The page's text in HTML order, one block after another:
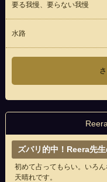
要る我慢、要らない我慢
水路
ズバリ的中！Reera先
初めて占ってもらい。いろ
天晴れです。